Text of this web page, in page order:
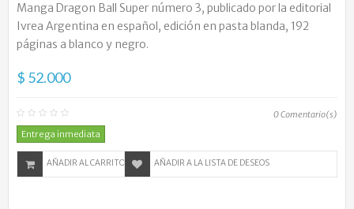
Manga Dragon Ball Super número 3, publicado por la editorial
Ivrea Argentina en español, edición en pasta blanda, 192
páginas a blanco y negro.
$ 52.000
0Comentario(s)
Entrega inmediata
AÑADIR AL CARRITO AÑADIR A LA LISTA DE DESEOS